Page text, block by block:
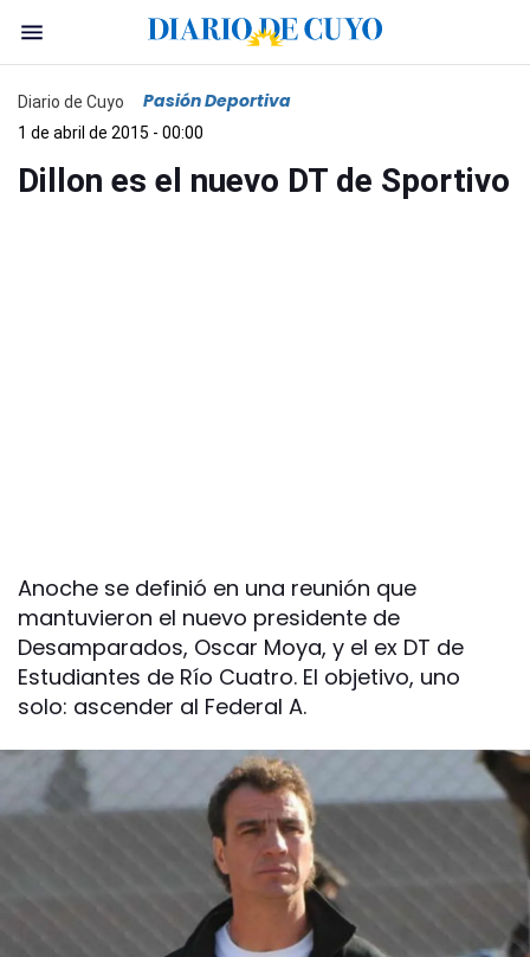
Diario de Cuyo Pasión Deportiva
1 de abril de 2015 - 00:00
Dillon es el nuevo DT de Sportivo
Anoche se definió en una reunión que
mantuvieron el nuevo presidente de
Desamparados, Oscar Moya, y el ex DT de
Estudiantes de Río Cuatro. El objetivo, uno
solo: ascender al Federal A.